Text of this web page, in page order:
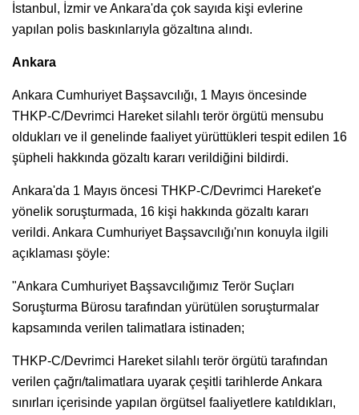
İstanbul, İzmir ve Ankara'da çok sayıda kişi evlerine
yapılan polis baskınlarıyla gözaltına alındı.
Ankara
Ankara Cumhuriyet Başsavcılığı, 1 Mayıs öncesinde
THKP-C/Devrimci Hareket silahlı terör örgütü mensubu
oldukları ve il genelinde faaliyet yürüttükleri tespit edilen 16
şüpheli hakkında gözaltı kararı verildiğini bildirdi.
Ankara'da 1 Mayıs öncesi THKP-C/Devrimci Hareket'e
yönelik soruşturmada, 16 kişi hakkında gözaltı kararı
verildi. Ankara Cumhuriyet Başsavcılığı'nın konuyla ilgili
açıklaması şöyle:
"Ankara Cumhuriyet Başsavcılığımız Terör Suçları
Soruşturma Bürosu tarafından yürütülen soruşturmalar
kapsamında verilen talimatlara istinaden;
THKP-C/Devrimci Hareket silahlı terör örgütü tarafından
verilen çağrı/talimatlara uyarak çeşitli tarihlerde Ankara
sınırları içerisinde yapılan örgütsel faaliyetlere katıldıkları,